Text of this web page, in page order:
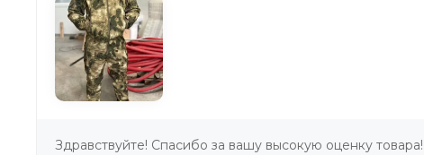
Здравствуйте! Спасибо за вашу высокую оценку